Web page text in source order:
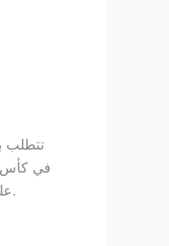
على سبيل المثال، كانت فرص فوز إنجلترا تساوي 2.54، بينما كانت فرص فوز المكسيك 2.98. هذه المعلومات يمكن أن تكون حاسمة في تحديد فرصتك في الربح.